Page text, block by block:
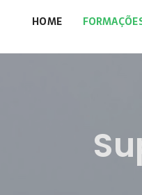
HOME